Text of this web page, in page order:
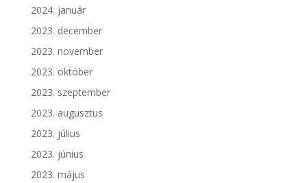
2024. január
2023. december
2023. november
2023. október
2023. szeptember
2023. augusztus
2023. július
2023. június
2023. május